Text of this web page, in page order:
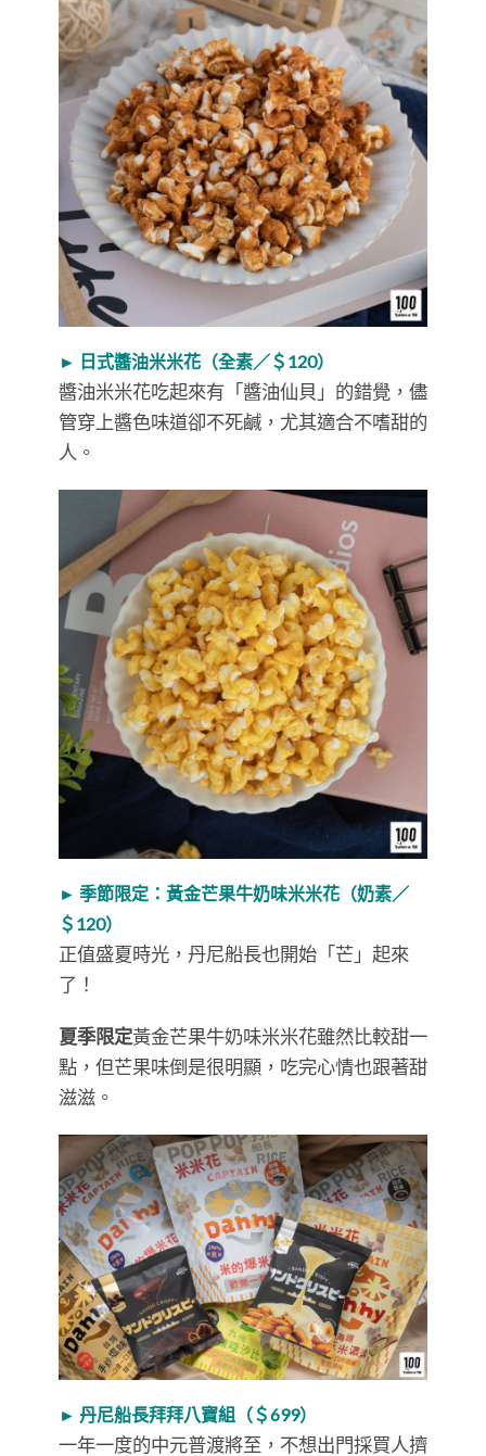
► 日式醬油米米花（全素／＄120）
醬油米米花吃起來有「醬油仙貝」的錯覺，儘
管穿上醬色味道卻不死鹹，尤其適合不嗜甜的
人。
► 季節限定：黃金芒果牛奶味米米花（奶素／
＄120）
正值盛夏時光，丹尼船長也開始「芒」起來
了！
夏季限定黃金芒果牛奶味米米花雖然比較甜一
點，但芒果味倒是很明顯，吃完心情也跟著甜
滋滋。
► 丹尼船長拜拜八寶組（＄699）
一年一度的中元普渡將至，不想出門採買人擠